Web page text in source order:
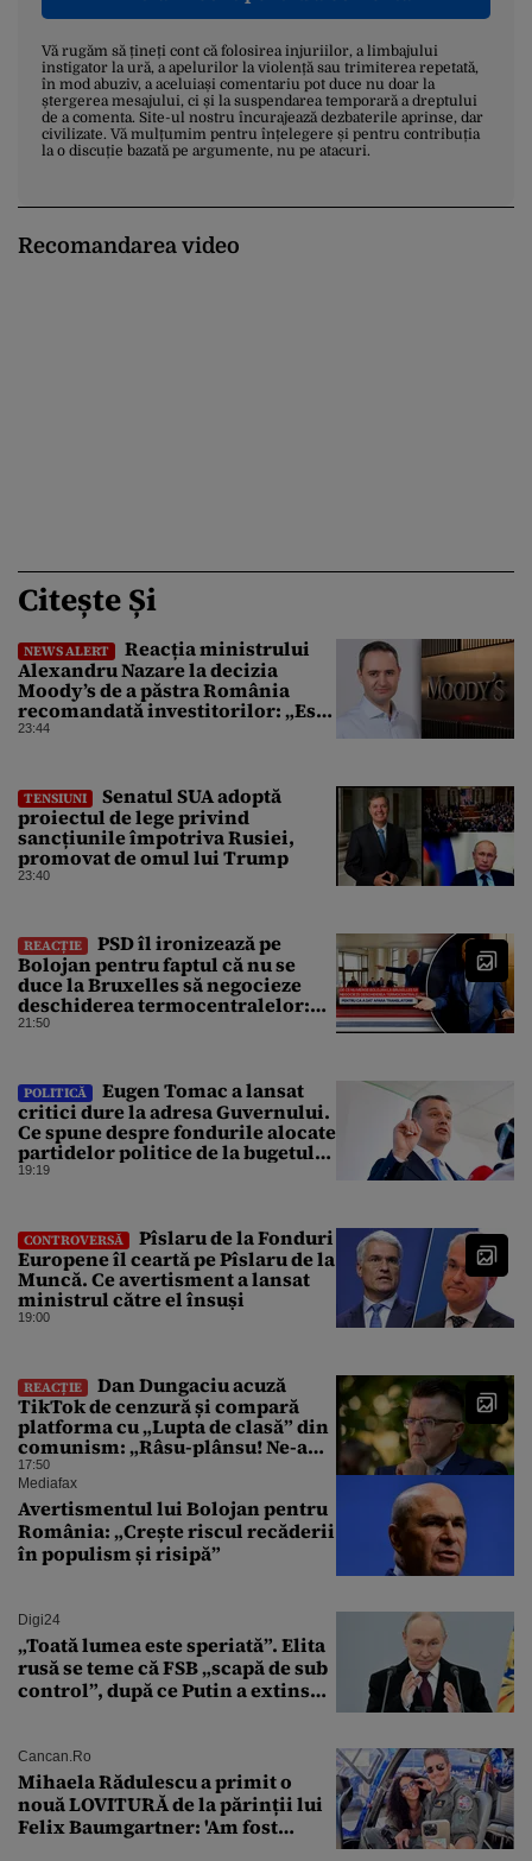
Vă rugăm să țineți cont că folosirea injuriilor, a limbajului
instigator la ură, a apelurilor la violență sau trimiterea repetată,
în mod abuziv, a aceluiași comentariu pot duce nu doar la
ștergerea mesajului, ci și la suspendarea temporară a dreptului
de a comenta. Site-ul nostru încurajează dezbaterile aprinse, dar
civilizate. Vă mulțumim pentru înțelegere și pentru contribuția
la o discuție bazată pe argumente, nu pe atacuri.
Recomandarea video
Citește Și
NEWS ALERT
Reacția ministrului
Alexandru Nazare la decizia
Moody’s de a păstra România
recomandată investitorilor: „Este
un răgaz, dar în niciun caz un
23:44
TENSIUNI
Senatul SUA adoptă
proiectul de lege privind
sancțiunile împotriva Rusiei,
promovat de omul lui Trump
23:40
REACȚIE
PSD îl ironizează pe
Bolojan pentru faptul că nu se
duce la Bruxelles să negocieze
deschiderea termocentralelor:
„Pentru că a dat afară
21:50
POLITICĂ
Eugen Tomac a lansat
critici dure la adresa Guvernului.
Ce spune despre fondurile alocate
partidelor politice de la bugetul
de stat
19:19
CONTROVERSĂ
Pîslaru de la Fonduri
Europene îl ceartă pe Pîslaru de la
Muncă. Ce avertisment a lansat
ministrul către el însuși
19:00
REACȚIE
Dan Dungaciu acuză
TikTok de cenzură și compară
platforma cu „Lupta de clasă” din
comunism: „Râsu-plânsu! Ne-am
întors de unde am plecat!”
17:50
Mediafax
Avertismentul lui Bolojan pentru
România: „Crește riscul recăderii
în populism și risipă”
Digi24
„Toată lumea este speriată”. Elita
rusă se teme că FSB „scapă de sub
control”, după ce Putin a extins
Cancan.ro
Mihaela Rădulescu a primit o
nouă LOVITURĂ de la părinții lui
Felix Baumgartner: 'Am fost